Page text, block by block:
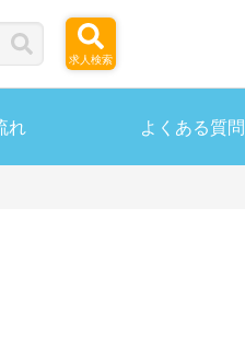
求人検索
れ よくある質問